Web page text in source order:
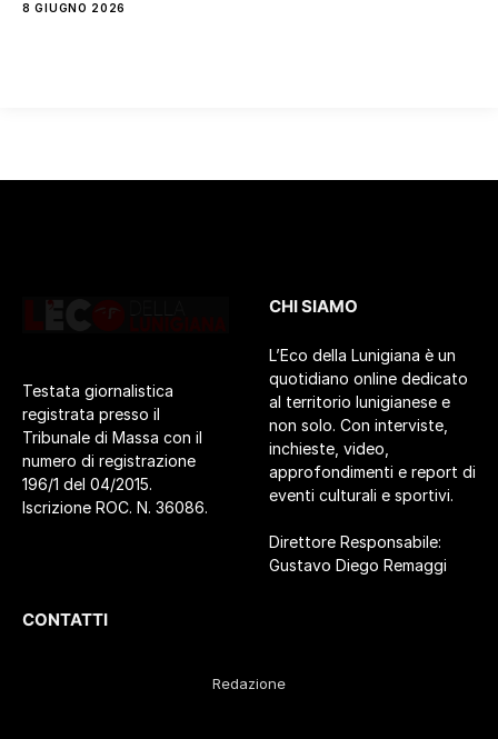
8 GIUGNO 2026
Testata giornalistica
registrata presso il
Tribunale di Massa con il
numero di registrazione
196/1 del 04/2015.
Iscrizione ROC. N. 36086.
CHI SIAMO
L’Eco della Lunigiana è un
quotidiano online dedicato
al territorio lunigianese e
non solo. Con interviste,
inchieste, video,
approfondimenti e report di
eventi culturali e sportivi.
Direttore Responsabile:
Gustavo Diego Remaggi
CONTATTI
Redazione